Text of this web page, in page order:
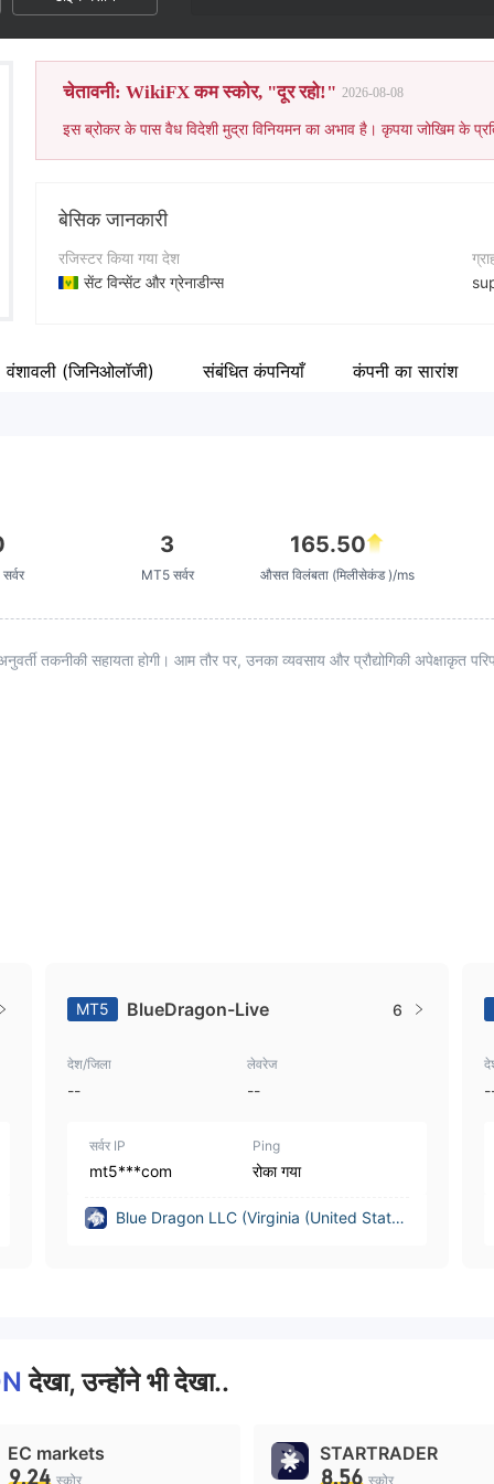
चेतावनी: WikiFX कम स्कोर, "दूर रहो!" 2026-08-08
इस ब्रोकर के पास वैध विदेशी मुद्रा विनियमन का अभाव है। कृपया जोखिम के
बेसिक जानकारी
रजिस्टर किया गया देश
सेंट विन्सेंट और ग्रेनाडीन्स
कंपनी का नाम
वंशावली (जिनिओलॉजी) संबंधित कंपनियाँ कंपनी का सारांश
3
MT5 सर्वर
165.50
औसत विलंबता (मिलीसेकंड )/ms
तकनीकी सहायता होगी। आम तौर पर, उनका व्यवसाय और प्रौद्योगिकी अपेक्षाकृत
MT5 BlueDragon-Live 6
देश/जिला
--
लेवरेज
--
सर्वर IP
mt5***com
Ping
रोका गया
Blue Dragon LLC (Virginia (United State
देखा, उन्होंने भी देखा..
EC markets
9.24 स्कोर
STARTRADER
8.56 स्कोर